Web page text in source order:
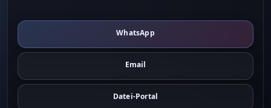
WhatsApp
Email
Datei-Portal